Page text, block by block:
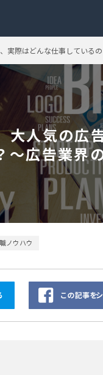
実際はどんな仕事している
大人気の広
～広告業界
ノウハウ